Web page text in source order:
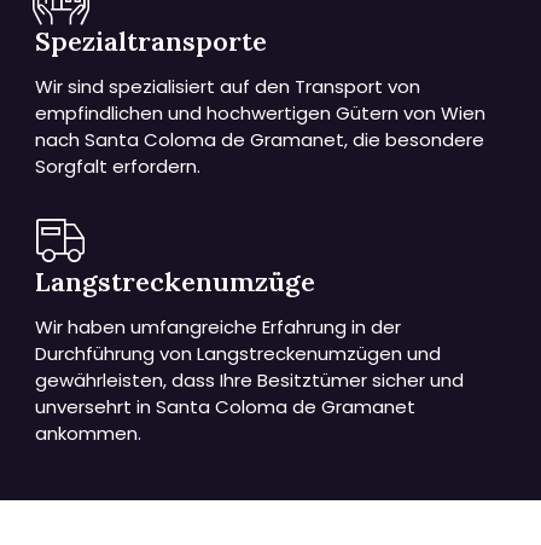
Spezialtransporte
Wir sind spezialisiert auf den Transport von
empfindlichen und hochwertigen Gütern von Wien
nach Santa Coloma de Gramanet, die besondere
Sorgfalt erfordern.
Langstreckenumzüge
Wir haben umfangreiche Erfahrung in der
Durchführung von Langstreckenumzügen und
gewährleisten, dass Ihre Besitztümer sicher und
unversehrt in Santa Coloma de Gramanet
ankommen.